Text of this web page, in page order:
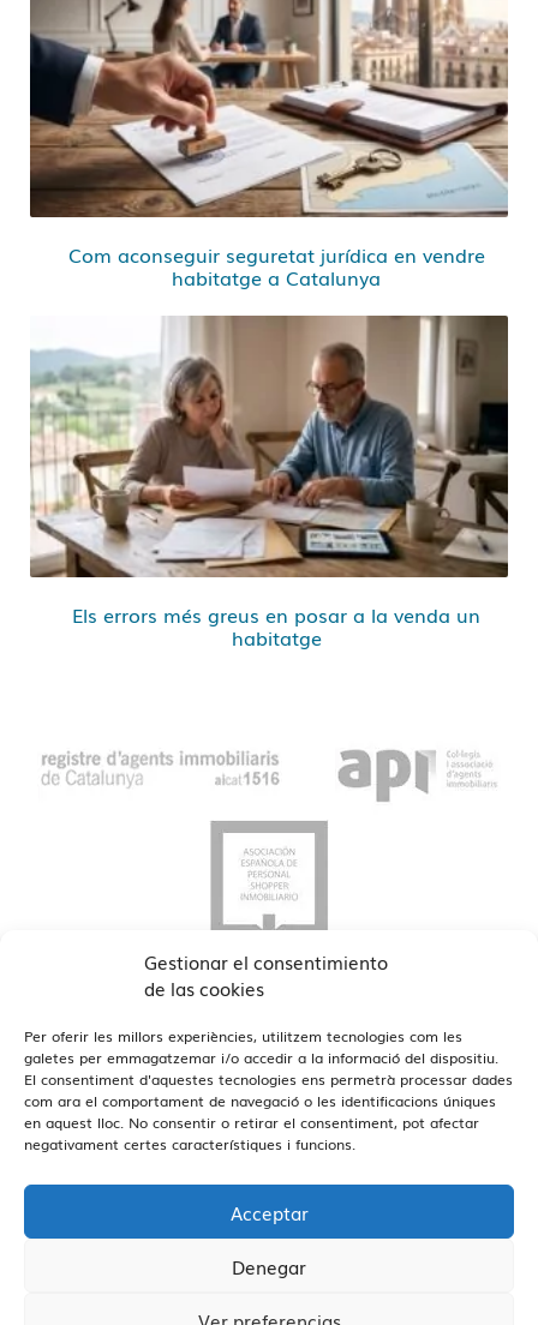
Gestionar el consentimiento
de las cookies
Per oferir les millors experiències, utilitzem tecnologies com les
galetes per emmagatzemar i/o accedir a la informació del dispositiu.
El consentiment d'aquestes tecnologies ens permetrà processar dades
com ara el comportament de navegació o les identificacions úniques
en aquest lloc. No consentir o retirar el consentiment, pot afectar
negativament certes característiques i funcions.
Acceptar
Denegar
Ver preferencias
Com aconseguir seguretat jurídica en vendre
habitatge a Catalunya
Els errors més greus en posar a la venda un
habitatge
Estamos en Barcelona y Reus Veure Oficines
Avís Legal Política de privadesa